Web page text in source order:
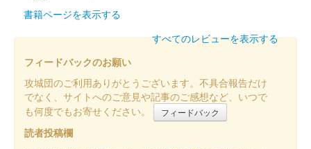
販売終了
小幡城 御城印 令和五年春限定 馬上信長版
販売終了
長野剛氏のイラスト入り御城印。
書籍ページを表示する
すべてのレビューを表示する
フィードバックのお願い
攻城団のご利用ありがとうございます。不具合報告だけ
でなく、サイトへのご意見や記事のご感想など、いつで
も何度でもお寄せください。
フィードバック
読者投稿欄